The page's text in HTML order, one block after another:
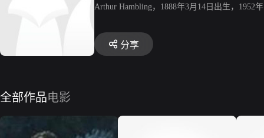
Arthur Hambling，1888年3月14日出生，
分享
全部作品电影